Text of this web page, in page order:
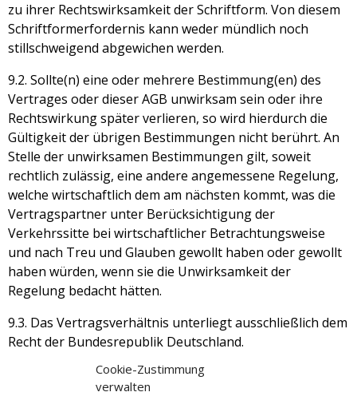
Cookie-Zustimmung
verwalten
zu ihrer Rechtswirksamkeit der Schriftform. Von diesem
Schriftformerfordernis kann weder mündlich noch
stillschweigend abgewichen werden.
9.2. Sollte(n) eine oder mehrere Bestimmung(en) des
Vertrages oder dieser AGB unwirksam sein oder ihre
Rechtswirkung später verlieren, so wird hierdurch die
Gültigkeit der übrigen Bestimmungen nicht berührt. An
Stelle der unwirksamen Bestimmungen gilt, soweit
rechtlich zulässig, eine andere angemessene Regelung,
welche wirtschaftlich dem am nächsten kommt, was die
Vertragspartner unter Berücksichtigung der
Verkehrssitte bei wirtschaftlicher Betrachtungsweise
und nach Treu und Glauben gewollt haben oder gewollt
haben würden, wenn sie die Unwirksamkeit der
Regelung bedacht hätten.
9.3. Das Vertragsverhältnis unterliegt ausschließlich dem
Recht der Bundesrepublik Deutschland.
9.4. Als Gerichtsstand wird Hamburg vereinbart, sofern
der Auftraggeber Vollkaufmann i.S.d. HGB ist.